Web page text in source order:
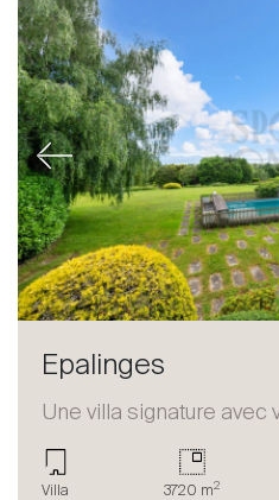
Previous
Epalinges
Une villa signature avec
Villa 3720 m2